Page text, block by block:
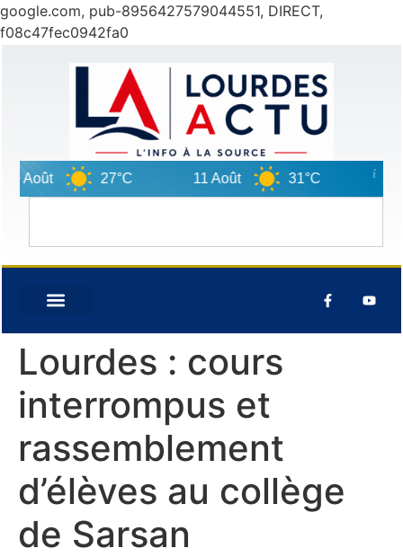
google.com, pub-8956427579044551, DIRECT,
f08c47fec0942fa0
Août 27°C 11 Août 31°C 12
Lourdes : cours
interrompus et
rassemblement
d’élèves au collège
de Sarsan